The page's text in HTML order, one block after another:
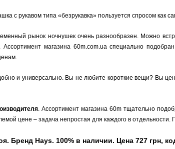
с рукавом типа «безрукавка» пользуется спросом
рынок ночнушек очень разнообразен. Можно
Ассортимент магазина 60m.com.ua специально
и универсально. Вы не любите короткие вещи? Вы
. Ассортимент магазина 60m тщательно
цене – задача непростая для каждого в
Бренд Hays. 100% в наличии. Цена 727 грн,